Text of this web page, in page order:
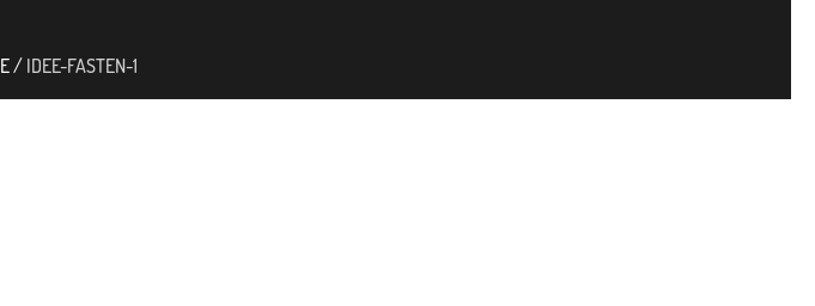
/ IDEE-FASTEN-1